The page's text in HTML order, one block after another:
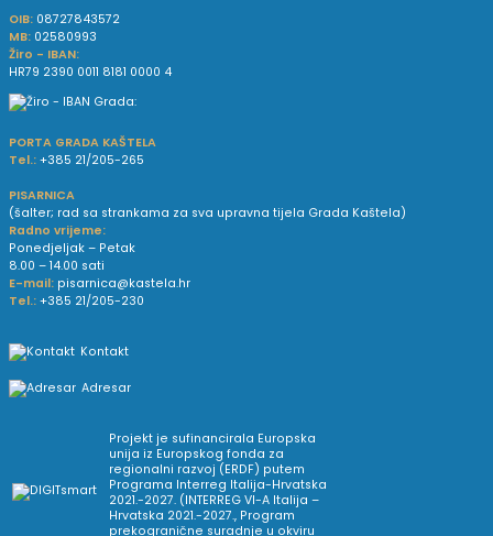
OIB: 08727843572
MB: 02580993
Žiro - IBAN:
HR79 2390 0011 8181 0000 4
PORTA GRADA KAŠTELA
Tel.: +385 21/205-265
PISARNICA
(šalter; rad sa strankama za sva upravna tijela Grada Kaštela)
Radno vrijeme:
Ponedjeljak – Petak
8.00 – 14.00 sati
E-mail: pisarnica@kastela.hr
Tel.: +385 21/205-230
Kontakt
Adresar
Projekt je sufinancirala Europska
unija iz Europskog fonda za
regionalni razvoj (ERDF) putem
Programa Interreg Italija-Hrvatska
2021.-2027. (INTERREG VI-A Italija –
Hrvatska 2021.-2027., Program
prekogranične suradnje u okviru